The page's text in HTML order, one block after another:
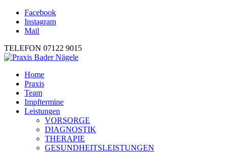
Facebook
Instagram
Mail
TELEFON 07122 9015
Home
Praxis
Team
Impftermine
Leistungen
VORSORGE
DIAGNOSTIK
THERAPIE
GESUNDHEITSLEISTUNGEN